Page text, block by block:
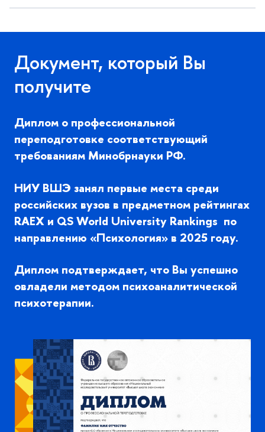
Документ, который Вы
получите
Диплом о профессиональной
переподготовке соответствующий
требованиям Минобрнауки РФ.
НИУ ВШЭ занял первые места среди
российских вузов в предметном рейтингах
RAEX и QS World University Rankings по
направлению «Психология» в 2025 году.
Диплом подтверждает, что Вы успешно
овладели методом психоаналитической
психотерапии.